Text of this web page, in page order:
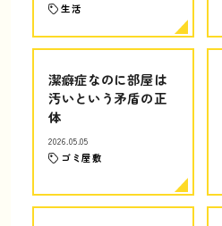
生活
潔癖症なのに部屋は
汚いという矛盾の正
体
2026.05.05
ゴミ屋敷